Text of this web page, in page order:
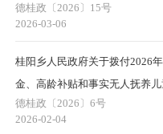
德桂政〔2026〕15号
2026-03-06
桂阳乡人民政府关于拨付2026
金、高龄补贴和事实无人抚养
德桂政〔2026〕6号
2026-02-04